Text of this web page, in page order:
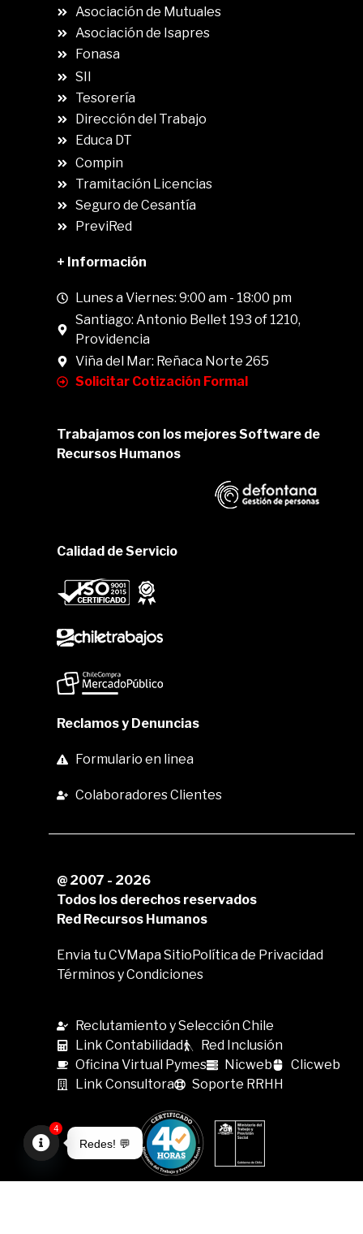
Asociación de Mutuales
Asociación de Isapres
Fonasa
SII
Tesorería
Dirección del Trabajo
Educa DT
Compin
Tramitación Licencias
Seguro de Cesantía
PreviRed
+ Información
Lunes a Viernes: 9:00 am - 18:00 pm
Santiago: Antonio Bellet 193 of 1210,
Providencia
Viña del Mar: Reñaca Norte 265
Solicitar Cotización Formal
Trabajamos con los mejores Software de
Recursos Humanos
Calidad de Servicio
Reclamos y Denuncias
Formulario en linea
Colaboradores Clientes
@ 2007 - 2026
Todos los derechos reservados
Red Recursos Humanos
Envia tu CVMapa Sitio Política de Privacidad
Términos y Condiciones
Reclutamiento y Selección Chile
Link Contabilidad
Red Inclusión
Oficina Virtual Pymes
Nicweb
Clicweb
Link Consultora
Soporte RRHH
Redes! 💬
4